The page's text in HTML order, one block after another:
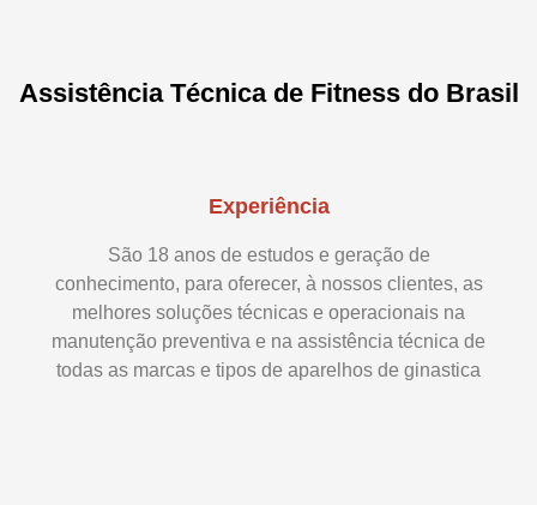
Assistência Técnica de Fitness do Brasil
Experiência
São 18 anos de estudos e geração de
conhecimento, para oferecer, à nossos clientes, as
melhores soluções técnicas e operacionais na
manutenção preventiva e na assistência técnica de
todas as marcas e tipos de aparelhos de ginastica